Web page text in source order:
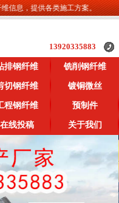
息，提供各类施工方案。
13920335883
排钢纤维 铣削钢纤维
切钢纤维 镀铜微丝
程钢纤维 预制件
在线投稿 关于我们